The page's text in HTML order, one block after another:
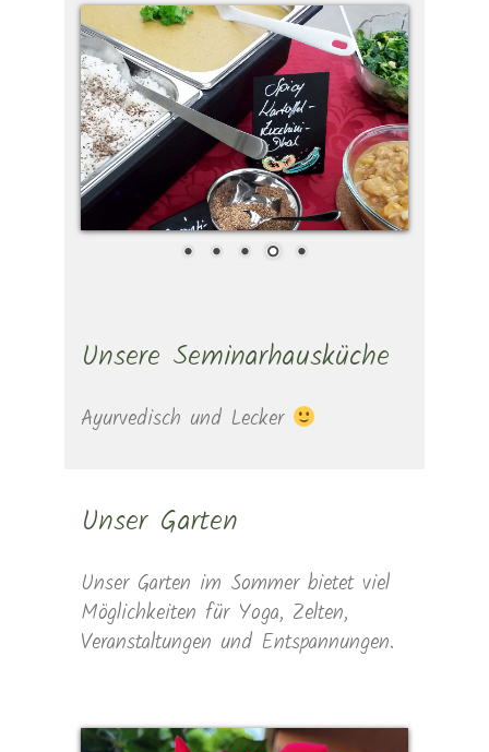
Unsere Seminarhausküche
Ayurvedisch und Lecker
Unser Garten
Unser Garten im Sommer bietet viel
Möglichkeiten für Yoga, Zelten,
Veranstaltungen und Entspannungen.